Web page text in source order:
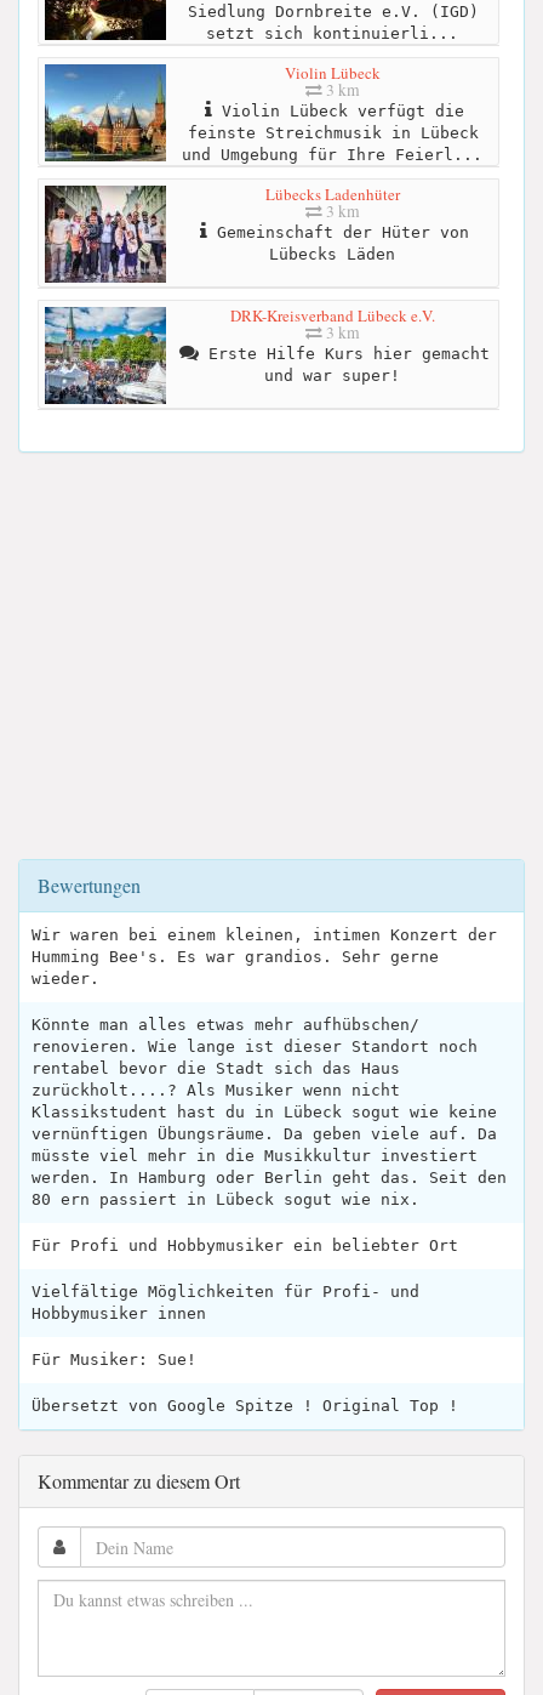
Siedlung Dornbreite e.V. (IGD)
setzt sich kontinuierli...
Violin Lübeck
3 km
Violin Lübeck verfügt die
feinste Streichmusik in Lübeck
und Umgebung für Ihre Feierl...
Lübecks Ladenhüter
3 km
Gemeinschaft der Hüter von
Lübecks Läden
DRK-Kreisverband Lübeck e.V.
3 km
Erste Hilfe Kurs hier gemacht
und war super!
Bewertungen
Wir waren bei einem kleinen, intimen Konzert der
Humming Bee's. Es war grandios. Sehr gerne
wieder.
Könnte man alles etwas mehr aufhübschen/
renovieren. Wie lange ist dieser Standort noch
rentabel bevor die Stadt sich das Haus
zurückholt....? Als Musiker wenn nicht
Klassikstudent hast du in Lübeck sogut wie keine
vernünftigen Übungsräume. Da geben viele auf. Da
müsste viel mehr in die Musikkultur investiert
werden. In Hamburg oder Berlin geht das. Seit den
80 ern passiert in Lübeck sogut wie nix.
Für Profi und Hobbymusiker ein beliebter Ort
Vielfältige Möglichkeiten für Profi- und
Hobbymusiker innen
Für Musiker: Sue!
Übersetzt von Google Spitze ! Original Top !
Kommentar zu diesem Ort